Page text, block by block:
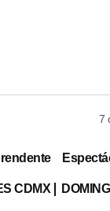
7
CDMX